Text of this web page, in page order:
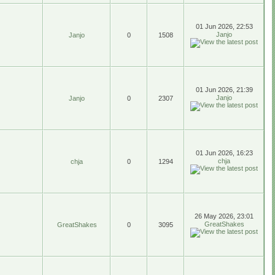
Janjo 0 1508
01 Jun 2026, 22:53
Janjo
Janjo 0 2307
01 Jun 2026, 21:39
Janjo
chja 0 1294
01 Jun 2026, 16:23
chja
GreatShakes 0 3095
26 May 2026, 23:01
GreatShakes